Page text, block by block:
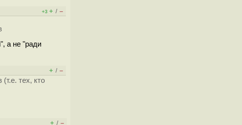
+3 + / –
а не "ради
+ / –
тех, кто
+ / –